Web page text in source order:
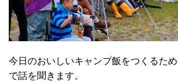
今日のおいしいキャンプ飯をつくるた
で話を聞きます。